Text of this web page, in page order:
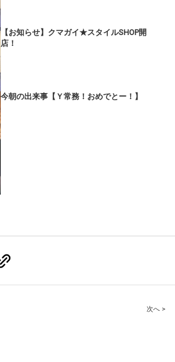
【お知らせ】クマガイ★スタイルSHOP開
店！
今朝の出来事【Ｙ常務！おめでとー！】
次へ >